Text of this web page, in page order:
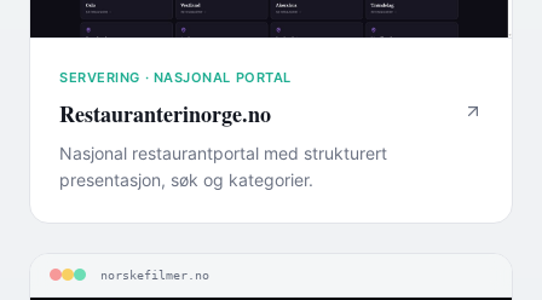
SERVERING · NASJONAL PORTAL
Restauranterinorge.no
Nasjonal restaurantportal med strukturert
presentasjon, søk og kategorier.
norskefilmer.no